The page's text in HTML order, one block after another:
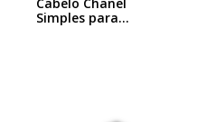
Simples para…